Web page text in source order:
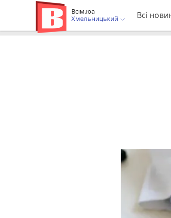
Всім.юа
Хмельницький
Всі